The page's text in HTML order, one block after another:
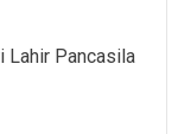
Lahir Pancasila